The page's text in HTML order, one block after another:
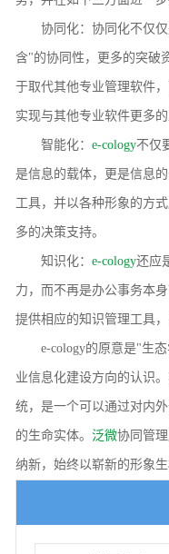
协同化：协同化不仅仅
含"的协同性，更多的突破
于取代其他专业管理软件
实现与其他专业软件更多的
智能化： e-cology不仅
是信息的载体，更是信息
工具，并以各种形象的方
多的决策支持。
知识化： e-cology还应
力，而不再是办公事务本
提供相应的知识管理工具
e-cology的原意是"生态
业信息化建设方向的认识
统，是一个可以通过对内
的生命实体。 泛微协同管
纳新，始终以崭新的形象